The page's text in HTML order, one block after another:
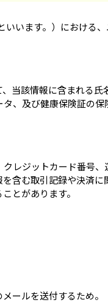
います。）における
当該情報に含まれる氏
、及び健康保険証の
レジットカード番号
含む取引記録や決済に
とがあります。
ールを送付するため。